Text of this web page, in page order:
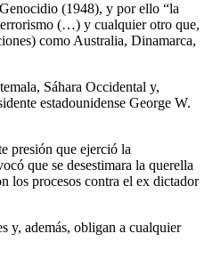
(1948), y por ello “la
(…) y cualquier otro que,
como Australia, Dinamarca,
Sáhara Occidental y,
estadounidense George W.
presión que ejerció la
que se desestimara la querella
los procesos contra el ex dictador
y, además, obligan a cualquier